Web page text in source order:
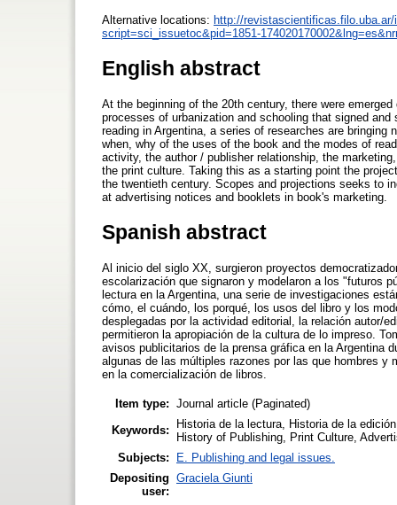
Alternative locations: http://
script=sci_issuetoc&pid=1851-
English abstract
At the beginning of the 20th century, there were
processes of urbanization and schooling that signed
reading in Argentina, a series of researches are
when, why of the uses of the book and the modes of
activity, the author / publisher relationship, the
the print culture. Taking this as a starting point the
the twentieth century. Scopes and projections seeks to
at advertising notices and booklets in book's marketing.
Spanish abstract
Al inicio del siglo XX, surgieron proyectos
escolarización que signaron y modelaron a los "futuros
lectura en la Argentina, una serie de investigaciones
cómo, el cuándo, los porqué, los usos del libro y los
desplegadas por la actividad editorial, la relación autor/
permitieron la apropiación de la cultura de lo impreso.
avisos publicitarios de la prensa gráfica en la Argentina
algunas de las múltiples razones por las que hombres
en la comercialización de libros.
Item type: Journal article (Paginated)
Keywords:
Historia de la lectura, Historia de la
History of Publishing, Print Culture,
Subjects:
E. Publishing and legal issues.
Depositing
user:
Graciela Giunti